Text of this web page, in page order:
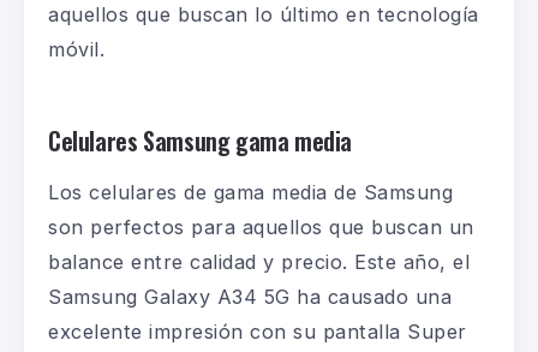
aquellos que buscan lo último en tecnología
móvil.
Celulares Samsung gama media
Los celulares de gama media de Samsung
son perfectos para aquellos que buscan un
balance entre calidad y precio. Este año, el
Samsung Galaxy A34 5G ha causado una
excelente impresión con su pantalla Super